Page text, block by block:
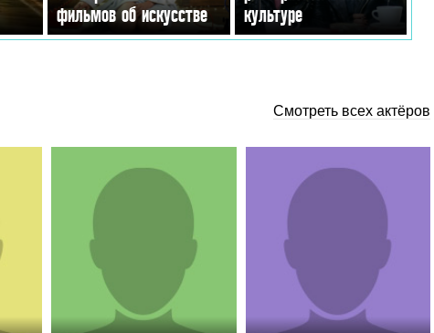
фильмов об искусстве
культуре
Смотреть всех актёров